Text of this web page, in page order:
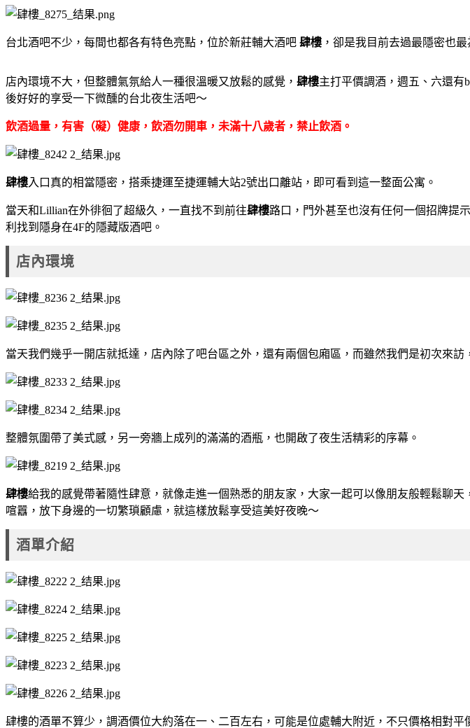
台北酒吧不少，每間也都各有特色亮點，位於新莊輔大酒吧 肆樓 ，卻是我目前去過最隱密也
店內環境不大，但整體氣氛給人一種很溫暖又放鬆的感覺， 肆樓主打平價調酒，週五、六還有
後好好的享受一下微醺的台北夜生活吧～
飲酒過量，有害（礙）健康，飲酒勿開車，未滿十八歲者，禁止飲酒。
肆樓入口真的相當隱密，搭乘捷運至捷運輔大站2號出口離站，即可看到這一整面公寓。
當天和Lillian在外徘徊了超級久，一直找不到前往肆樓路口，門外甚至也沒有任何一個招牌提
利找到隱身在4F的隱藏版酒吧。
店內環境
當天我們幾乎一開店就抵達，店內除了吧台區之外，還有兩個包廂區，而雖然我們是初次來
整體氛圍帶了美式感，另一旁牆上成列的滿滿的酒瓶，也開啟了夜生活精彩的序幕。
肆樓給我的感覺帶著隨性肆意，就像走進一個熟悉的朋友家，大家一起可以像朋友般輕鬆聊
喧囂，放下身邊的一切繁瑣顧慮，就這樣放鬆享受這美好夜晚～
酒單介紹
肆樓的酒單不算少，調酒價位大約落在一、二百左右，可能是位處輔大附近，不只價格相對平